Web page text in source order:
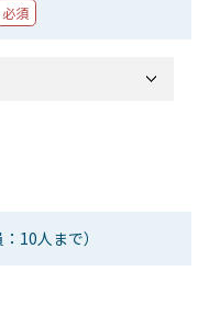
必須
：10人まで）